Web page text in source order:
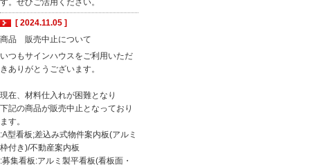
す。ぜひご活用ください。
[ 2024.11.05 ]
商品 販売中止について
いつもサインハウスをご利用いただ
きありがとうございます。
現在、材料仕入れが困難となり
下記の商品が販売中止となっており
ます。
:A型看板;差込み式物件案内板(アルミ
枠付き)/不動産案内板
:募集看板:アルミ製平看板(看板面・